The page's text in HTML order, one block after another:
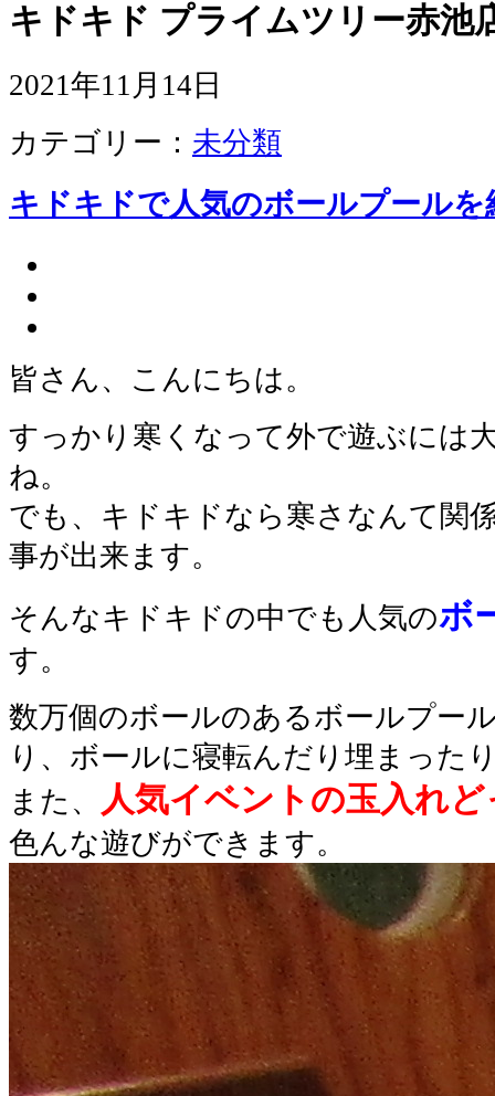
キドキド プライムツリー赤池
2021年11月14日
カテゴリー： 未分類
キドキドで人気のボールプール
皆さん、こんにちは。
すっかり寒くなって外で遊ぶには
ね。
でも、キドキドなら寒さなんて関
事が出来ます。
そんなキドキドの中でも人気のボ
す。
数万個のボールのあるボールプー
り、ボールに寝転んだり埋まった
また、 人気イベントの玉入れ
色んな遊びができます。